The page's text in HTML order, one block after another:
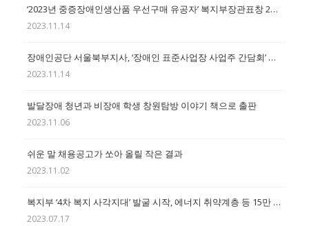
‘2023년 중증장애인생산품 우선구매 유공자’ 복지부장관표창 21점 수여
2023.11.14
장애인공단 서울북부지사, ‘장애인 표준사업장 사업주 간담회’ 성료
2023.11.14
발달장애 청년과 비장애 학생 창원탐방 이야기 책으로 출판
2023.11.06
쉬운 말 채용공고가 쏘아 올릴 작은 결과
2023.11.02
복지부 ‘4차 복지 사각지대’ 발굴 시작, 에너지 취약계층 등 15만 명 대상
2023.07.17